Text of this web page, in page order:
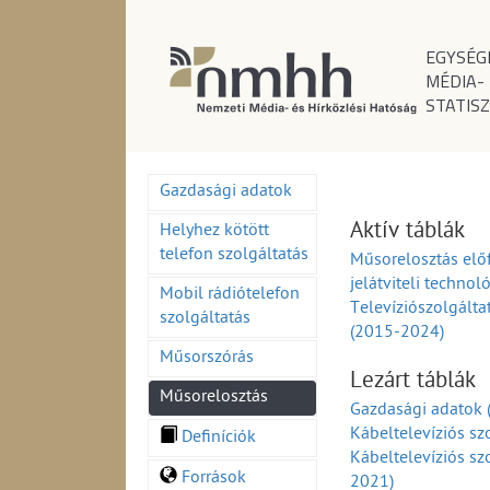
MÉDIA-
Gazdasági adatok
Helyhez kötött
telefon szolgáltatás
Mobil rádiótelefon
szolgáltatás
Műsorszórás
Műsorelosztás
Definíciók
Források
Aktív táblák
Műsorelosztás
jelátviteli
(2015-2024)
Lezárt táblák
Gazdasági
Kábeltelevíziós
Kábeltelevíziós
2021)